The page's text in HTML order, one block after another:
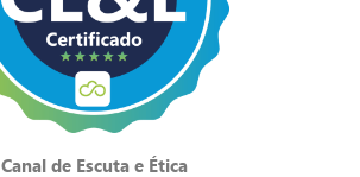
Canal de Escuta e Ética